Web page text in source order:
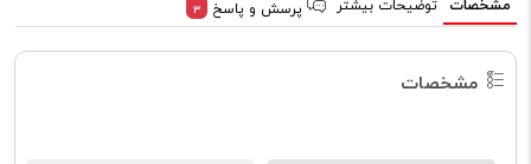
مشخصات توضیحات بیشتر پرسش و پاسخ 3
مشخصات